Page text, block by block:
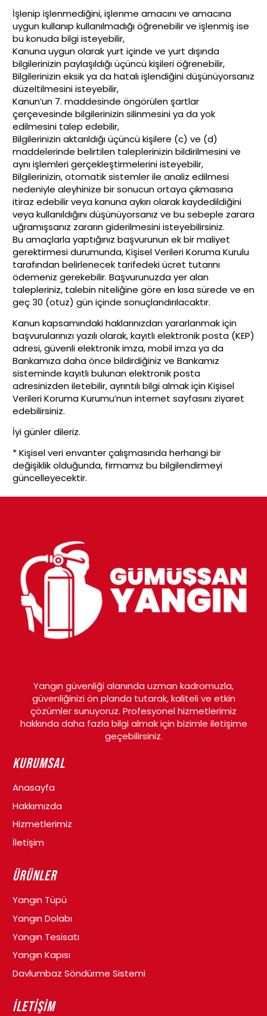
İşlenip işlenmediğini, işlenme amacını ve amacına
uygun kullanıp kullanılmadığı öğrenebilir ve işlenmiş ise
bu konuda bilgi isteyebilir,
Kanuna uygun olarak yurt içinde ve yurt dışında
bilgilerinizin paylaşıldığı üçüncü kişileri öğrenebilir,
Bilgilerinizin eksik ya da hatalı işlendiğini düşünüyorsanız
düzeltilmesini isteyebilir,
Kanun’un 7. maddesinde öngörülen şartlar
çerçevesinde bilgilerinizin silinmesini ya da yok
edilmesini talep edebilir,
Bilgilerinizin aktarıldığı üçüncü kişilere (c) ve (d)
maddelerinde belirtilen taleplerinizin bildirilmesini ve
aynı işlemleri gerçekleştirmelerini isteyebilir,
Bilgilerinizin, otomatik sistemler ile analiz edilmesi
nedeniyle aleyhinize bir sonucun ortaya çıkmasına
itiraz edebilir veya kanuna aykırı olarak kaydedildiğini
veya kullanıldığını düşünüyorsanız ve bu sebeple zarara
uğramışsanız zararın giderilmesini isteyebilirsiniz.
Bu amaçlarla yaptığınız başvurunun ek bir maliyet
gerektirmesi durumunda, Kişisel Verileri Koruma Kurulu
tarafından belirlenecek tarifedeki ücret tutarını
ödemeniz gerekebilir. Başvurunuzda yer alan
talepleriniz, talebin niteliğine göre en kısa sürede ve en
geç 30 (otuz) gün içinde sonuçlandırılacaktır.
Kanun kapsamındaki haklarınızdan yararlanmak için
başvurularınızı yazılı olarak, kayıtlı elektronik posta (KEP)
adresi, güvenli elektronik imza, mobil imza ya da
Bankamıza daha önce bildirdiğiniz ve Bankamız
sisteminde kayıtlı bulunan elektronik posta
adresinizden iletebilir, ayrıntılı bilgi almak için Kişisel
Verileri Koruma Kurumu’nun internet sayfasını ziyaret
edebilirsiniz.
İyi günler dileriz.
* Kişisel veri envanter çalışmasında herhangi bir
değişiklik olduğunda, firmamız bu bilgilendirmeyi
güncelleyecektir.
Yangın güvenliği alanında uzman kadromuzla,
güvenliğinizi ön planda tutarak, kaliteli ve etkin
çözümler sunuyoruz. Profesyonel hizmetlerimiz
hakkında daha fazla bilgi almak için bizimle iletişime
geçebilirsiniz.
Kurumsal
Anasayfa
Hakkımızda
Hizmetlerimiz
İletişim
Ürünler
Yangın Tüpü
Yangın Dolabı
Yangın Tesisatı
Yangın Kapısı
Davlumbaz Söndürme Sistemi
İletişim